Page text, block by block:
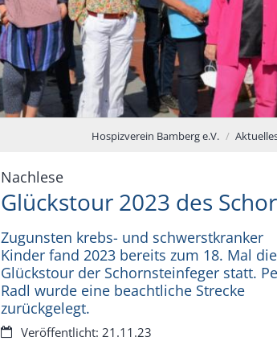
Hospizverein Bamberg e.V.
Nachlese:
Glückstour 2023 des
Zugunsten krebs- und schwerstkranker
Kinder fand 2023 bereits zum 18. Mal die
Glückstour der Schornsteinfeger statt.
Radl wurde eine beachtliche Strecke
zurückgelegt.
Datum:Veröffentlicht: 21.11.23